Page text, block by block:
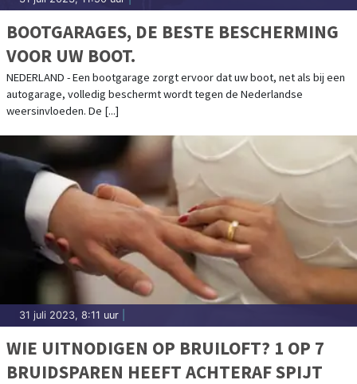
BOOTGARAGES, DE BESTE BESCHERMING
VOOR UW BOOT.
NEDERLAND - Een bootgarage zorgt ervoor dat uw boot, net als bij een
autogarage, volledig beschermt wordt tegen de Nederlandse
weersinvloeden. De [...]
31 juli 2023, 8:11 uur
WIE UITNODIGEN OP BRUILOFT? 1 OP 7
BRUIDSPAREN HEEFT ACHTERAF SPIJT